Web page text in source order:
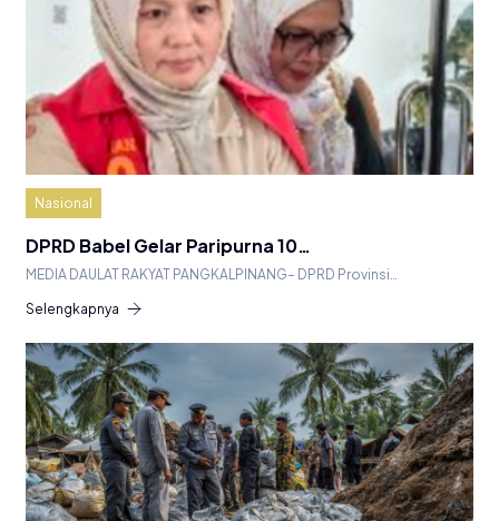
Nasional
DPRD Babel Gelar Paripurna 10…
MEDIA DAULAT RAKYAT PANGKALPINANG– DPRD Provinsi…
Selengkapnya